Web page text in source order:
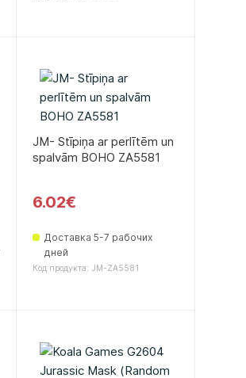
JM- Stīpiņa ar perlītēm un
spalvām BOHO ZA5581
6.02€
Доставка 5-7 рабочих
дней
Код продукта: JM-ZA5581